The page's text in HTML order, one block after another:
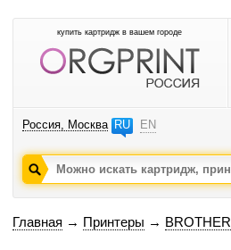
купить картридж в вашем городе
Россия, Москва RU EN
Главная → Принтеры → BROTHER